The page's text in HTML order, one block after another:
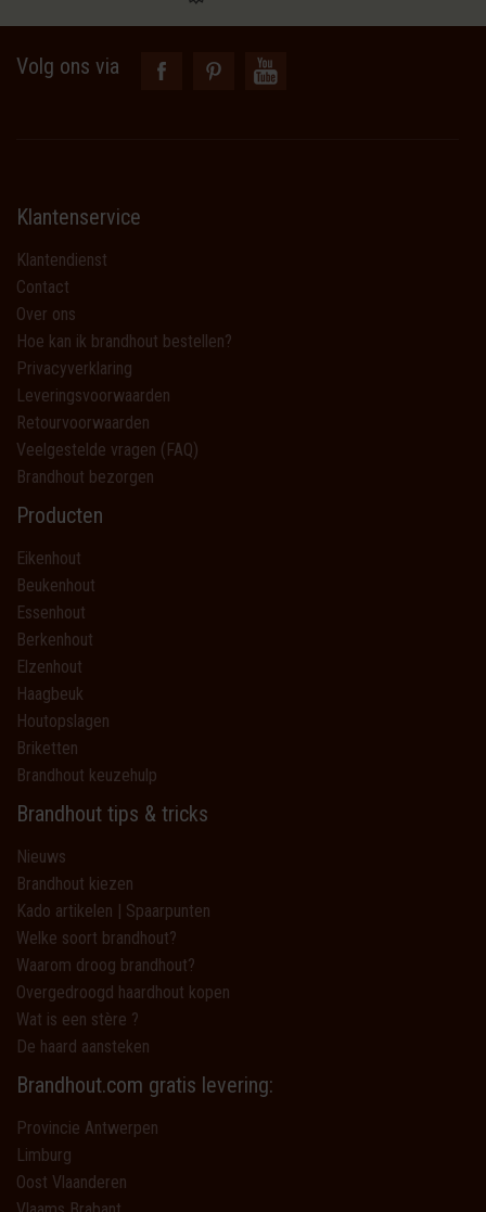
Volg ons via
Klantenservice
Klantendienst
Contact
Over ons
Hoe kan ik brandhout bestellen?
Privacyverklaring
Leveringsvoorwaarden
Retourvoorwaarden
Veelgestelde vragen (FAQ)
Brandhout bezorgen
Producten
Eikenhout
Beukenhout
Essenhout
Berkenhout
Elzenhout
Haagbeuk
Houtopslagen
Briketten
Brandhout keuzehulp
Brandhout tips & tricks
Nieuws
Brandhout kiezen
Kado artikelen | Spaarpunten
Welke soort brandhout?
Waarom droog brandhout?
Overgedroogd haardhout kopen
Wat is een stère ?
De haard aansteken
Brandhout.com gratis levering:
Provincie Antwerpen
Limburg
Oost Vlaanderen